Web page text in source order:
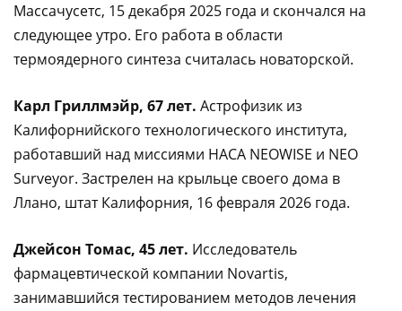
Массачусетс, 15 декабря 2025 года и скончался на
следующее утро. Его работа в области
термоядерного синтеза считалась новаторской.
Карл Гриллмэйр, 67 лет. Астрофизик из
Калифорнийского технологического института,
работавший над миссиями НАСА NEOWISE и NEO
Surveyor. Застрелен на крыльце своего дома в
Ллано, штат Калифорния, 16 февраля 2026 года.
Джейсон Томас, 45 лет. Исследователь
фармацевтической компании Novartis,
занимавшийся тестированием методов лечения